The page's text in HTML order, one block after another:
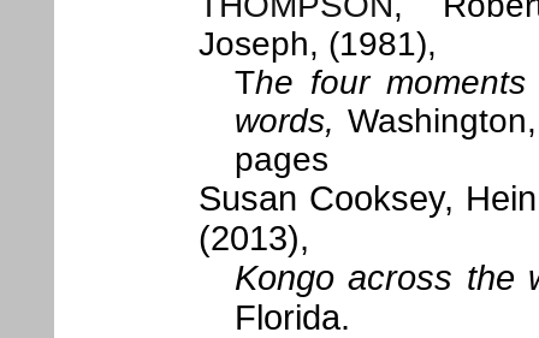
Joseph, (1981),
The four
words,
pages
Susan Cooksey,
(2013),
Kongo across the
Florida.